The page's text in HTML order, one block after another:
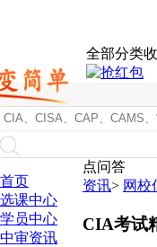
全部分类
首页
选课中心
学员中心
中审资讯
点问答
资讯> 网校
CIA考试